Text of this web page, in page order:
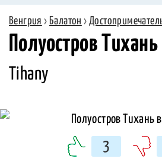
Венгрия › Балатон ›
Полуостров
Tihany
3